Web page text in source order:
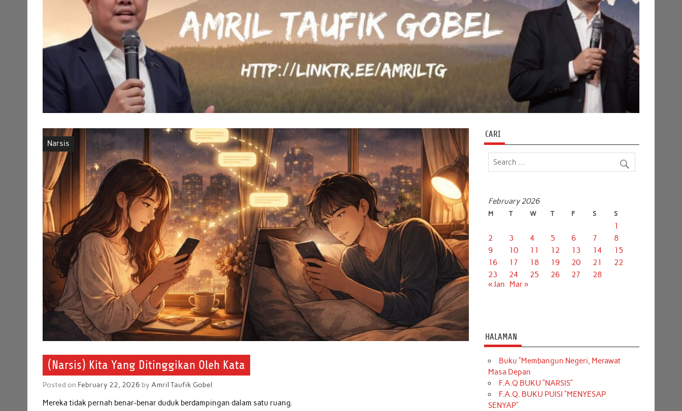
Narsis
(Narsis) Kita Yang Ditinggikan Oleh Kata
Posted on February 22, 2026 byAmril Taufik Gobel
Mereka tidak pernah benar-benar duduk berdampingan dalam satu ruang.
CARI
February 2026
M T W T F S S
1
2
3 4 5 6 7
8
9
10 11 12 13 14
15
16
17 18 19 20 21
22
23
24 25 26 27
28
« Jan
Mar »
HALAMAN
Buku “Membangun Negeri, Merawat
Masa Depan
F.A.Q BUKU “NARSIS”
F.A.Q. BUKU PUISI “MENYESAP
SENYAP”